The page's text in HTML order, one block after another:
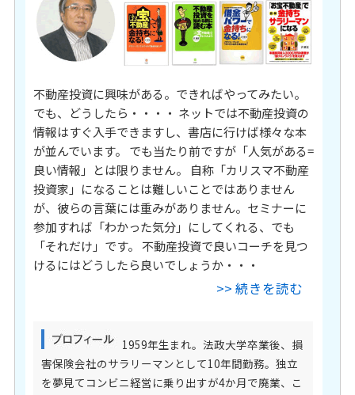
不動産投資に興味がある。できればやってみたい。
でも、どうしたら・・・・ ネットでは不動産投資の
情報はすぐ入手できますし、書店に行けば様々な本
が並んでいます。 でも当たり前ですが「人気がある=
良い情報」とは限りません。 自称「カリスマ不動産
投資家」になることは難しいことではありません
が、彼らの言葉には重みがありません。セミナーに
参加すれば「わかった気分」にしてくれる、でも
「それだけ」です。 不動産投資で良いコーチを見つ
けるにはどうしたら良いでしょうか・・・
>> 続きを読む
1959年生まれ。法政大学卒業後、損
害保険会社のサラリーマンとして10年間勤務。独立
を夢見てコンビニ経営に乗り出すが4か月で廃業、こ